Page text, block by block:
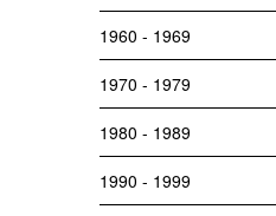
1960 - 1969
1970 - 1979
1980 - 1989
1990 - 1999